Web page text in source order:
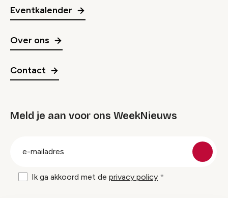
Eventkalender
Over ons
Contact
Meld je aan voor ons WeekNieuws
Ik ga akkoord met de privacy policy